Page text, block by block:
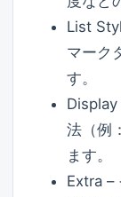
List
マーク
す。
法（例
ます。
Extra –